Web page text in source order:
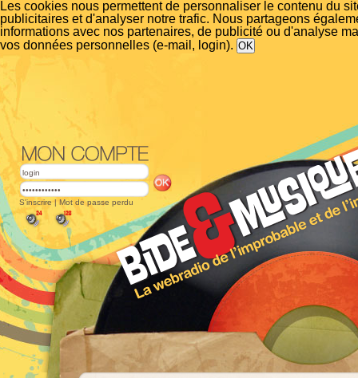
Les cookies nous permettent de personnaliser le contenu du
publicitaires et d'analyser notre trafic. Nous partageons
informations avec nos partenaires, de publicité ou d'analyse
vos données personnelles (e-mail, login).
S'inscrire | Mot de passe perdu